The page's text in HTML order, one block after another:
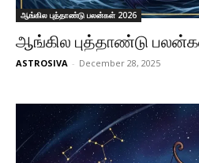
ஆங்கில புத்தாண்டு பலன்கள் 2026
ஆங்கில புத்தாண்டு
ASTROSIVA - December 28, 2025